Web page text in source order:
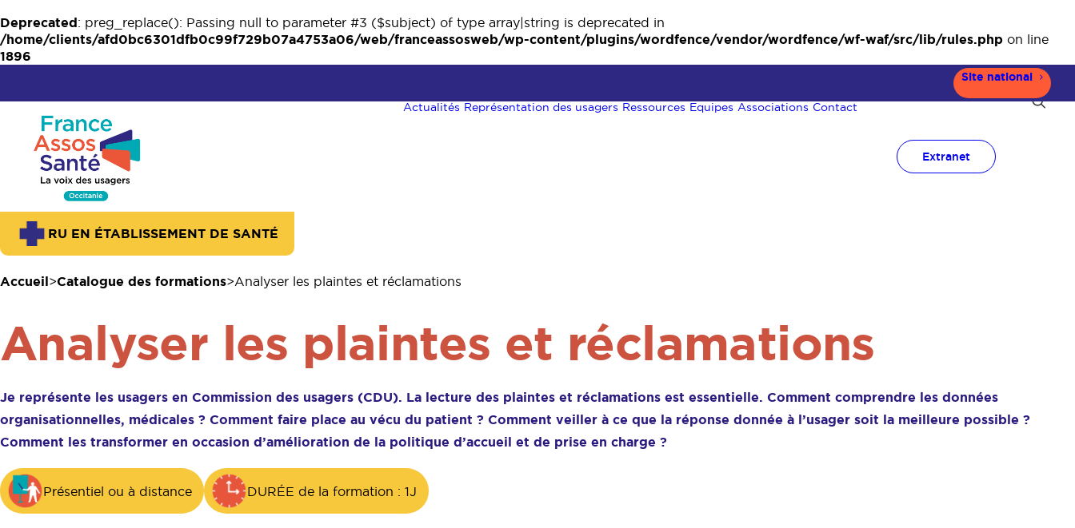
Deprecated: preg_replace(): Passing null to parameter #3 ($subject) of type array|string is deprecated in
/home/clients/afd0bc6301dfb0c99f729b07a4753a06/web/franceassosweb/wp-content/plugins/wordfence/vendor/wordfence/wf-waf/src/lib/rules.php on line
1896
Site national
Actualités Représentation des usagers Ressources Equipes Associations Contact
Extranet
RU EN ÉTABLISSEMENT DE SANTÉ
Accueil Catalogue des formations Analyser les plaintes et réclamations
Analyser les plaintes et réclamations
Je représente les usagers en Commission des usagers (CDU). La lecture des plaintes et réclamations est essentielle. Comment comprendre les données
organisationnelles, médicales ? Comment faire place au vécu du patient ? Comment veiller à ce que la réponse donnée à l’usager soit la meilleure possible ?
Comment les transformer en occasion d’amélioration de la politique d’accueil et de prise en charge ?
Présentiel ou à distance DURÉE de la formation : 1J